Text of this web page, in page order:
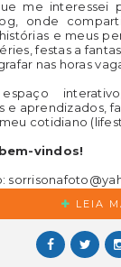
me interessei
onde
e meus
festas a
nas horas
e aprendizados,
cotidiano
vindos!
LEIA